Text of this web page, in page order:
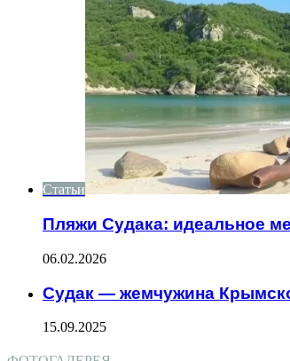
Статьи
Пляжи Судака: идеальное
06.02.2026
Судак — жемчужина
15.09.2025